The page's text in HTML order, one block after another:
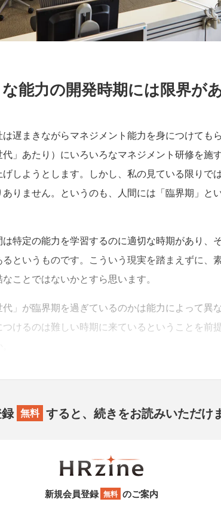
能力の開発時期には限界が
遅まきながらマネジメント能力を身につけても
」あたり）にいろいろなマネジメント研修を施
しようとします。しかし、私の見ている限りで
りません。というのも、人間には「臨界期」と
特定の能力を学習するのに適切な時期があり、
というものです。こういう現実を踏まえずに、
ことではないかとすら思います。
」が臨界期を過ぎているのかは能力によって異
けるのは難しい時期に来ているということを前
無料 すると、続きをお読みいただけ
新規会員登録 無料 のご案内